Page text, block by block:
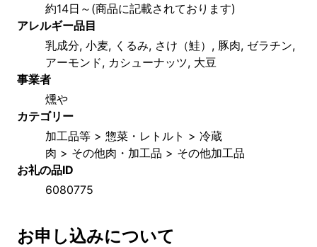
約14日～(商品に記載されております)
アレルギー品目
乳成分, 小麦, くるみ, さけ（鮭）, 豚肉, ゼラチン,
アーモンド, カシューナッツ, 大豆
事業者
燻や
カテゴリー
加工品等 > 惣菜・レトルト > 冷蔵
肉 > その他肉・加工品 > その他加工品
お礼の品ID
6080775
お申し込みについて